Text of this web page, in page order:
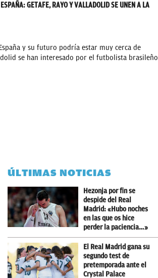
GETAFE, RAYO Y VALLADOLID SE UNEN A LA
y su futuro podría estar muy cerca de
se han interesado por el futbolista brasileño
ÚLTIMAS NOTICIAS
Hezonja por fin se
despide del Real
Madrid: «Hubo noches
en las que os hice
perder la paciencia…»
El Real Madrid gana su
segundo test de
pretemporada ante el
Crystal Palace